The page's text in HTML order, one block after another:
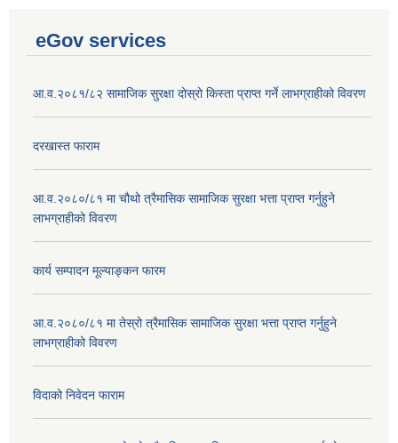
eGov services
आ.व.२०८१/८२ सामाजिक सुरक्षा दोस्रो किस्ता प्राप्त गर्ने लाभग्राहीको विवरण
दरखास्त फाराम
आ.व.२०८०/८१ मा चौथो त्रैमासिक सामाजिक सुरक्षा भत्ता प्राप्त गर्नुहुने
लाभग्राहीको विवरण
कार्य सम्पादन मूल्याङ्कन फारम
आ.व.२०८०/८१ मा तेस्रो त्रैमासिक सामाजिक सुरक्षा भत्ता प्राप्त गर्नुहुने
लाभग्राहीको विवरण
विदाको निवेदन फाराम